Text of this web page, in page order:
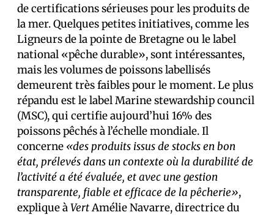
de certifications sérieuses pour les produits de
la mer. Quelques petites initiatives, comme les
Ligneurs de la pointe de Bretagne ou le label
national «pêche durable», sont intéressantes,
mais les volumes de poissons labellisés
demeurent très faibles pour le moment. Le plus
répandu est le label Marine stewardship council
(MSC), qui certifie aujourd’hui 16% des
poissons pêchés à l’échelle mondiale. Il
concerne «des produits issus de stocks en bon
état, prélevés dans un contexte où la durabilité de
l’activité a été évaluée, et avec une gestion
transparente, fiable et efficace de la pêcherie»,
explique àVertAmélie Navarre, directrice du